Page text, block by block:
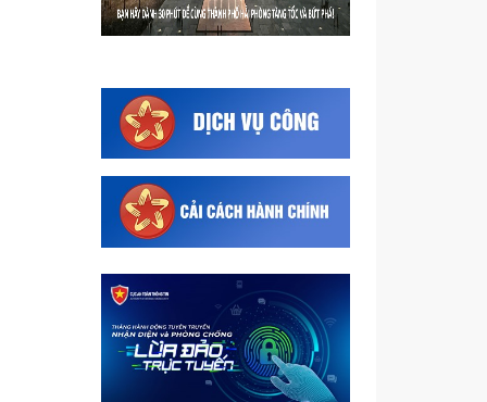
điện giai đoạn 2026 - 2035,
tăng cường...
292/2026/NĐ-CP quy định chi
tiết thi hành Luật Quản lý ngoại
thương
Quyết định ủy quyền cho Giám
đốc Sở Công Thương thực
hiện một số nhiệm vụ thuộc
thẩm quyền của Ủy...
Thực hiện các giải pháp bảo
đảm cung ứng đủ xăng dầu
cho sản xuất, kinh doanh và
tiêu dùng
Giấy phép nhập khẩu Hóa chất